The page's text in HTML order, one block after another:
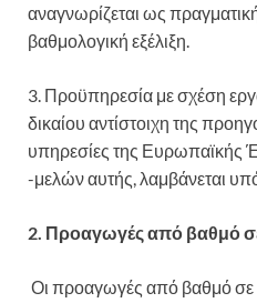
αναγνωρίζεται ως
βαθμολογική εξέλιξη.
3. Προϋπηρεσία με σχέση
δικαίου αντίστοιχη της
υπηρεσίες της
-μελών αυτής, λαμβάνεται
2. Προαγωγές από βαθμό
Οι προαγωγές από βαθμό σε